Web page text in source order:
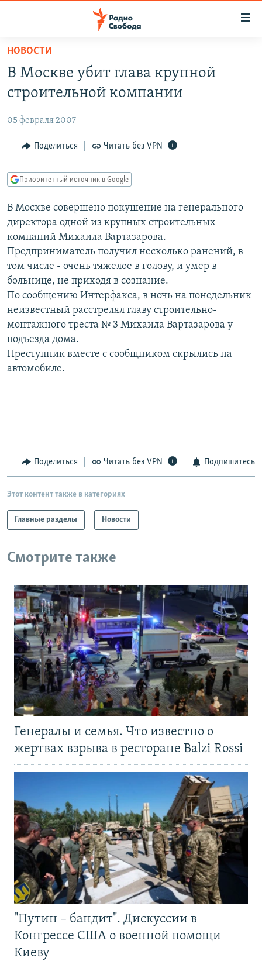
упрощенного
доступа
основному
Вернутся
главной
навигации
Вернутся
поиску
АВТОРСКИЕ ПРОЕКТЫ
ЦИТАТЫ СВОБОДЫ
МНЕНИЯ
IDEL.РЕАЛИИ
КАВКАЗ.РЕАЛИИ
СЕВЕР.РЕАЛИИ
СИБИРЬ.РЕАЛИИ
РАСПИСАНИЕ ВЕЩАНИЯ
ПОДПИШИТЕСЬ НА РАССЫЛКУ
СОЦИАЛЬНЫЕ СЕТИ
НОВОСТИ
В Москве убит глава крупной
строительной компании
05 февраля 2007
Поделиться Читать без VPN
Приоритетный источник в Google
В Москве совершено покушение на генерального
директора одной из крупных строительных
компаний Михаила Вартазарова.
Предприниматель получил несколько ранений, в
том числе - очень тяжелое в голову, и умер в
больнице, не приходя в сознание.
По сообщению Интерфакса, в ночь на понедельник
неизвестный расстрелял главу строительно-
монтажного треста № 3 Михаила Вартазарова у
подъезда дома.
Преступник вместе с сообщником скрылись на
автомобиле.
Поделиться Читать без VPN Подпишитесь
Этот контент также в категориях
Главные разделы Новости
Смотрите также
Генералы и семья. Что известно о
жертвах взрыва в ресторане Balzi Rossi
"Путин – бандит". Дискуссии в
Конгрессе США о военной помощи
Киеву